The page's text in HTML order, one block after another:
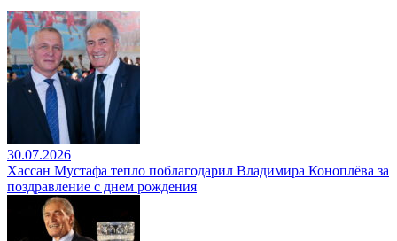
30.07.2026
Хассан Мустафа тепло поблагодарил Владимира Коноплёва за
поздравление с днем рождения